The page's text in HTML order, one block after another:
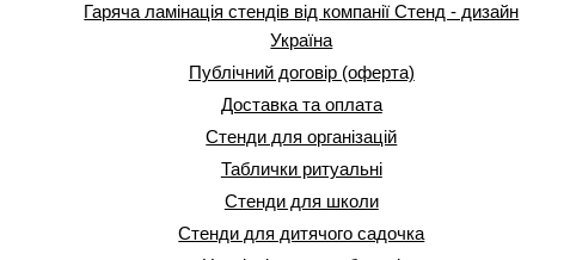
Гаряча ламінація стендів від компанії Стенд - дизайн
Україна
Публічний договір (оферта)
Доставка та оплата
Стенди для організацій
Таблички ритуальні
Стенди для школи
Стенди для дитячого садочка